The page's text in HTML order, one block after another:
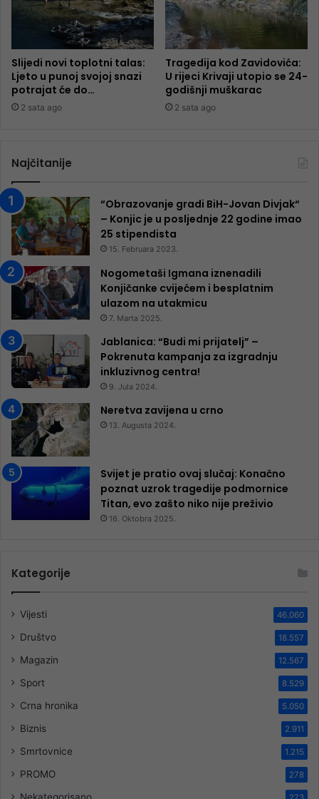
Slijedi novi toplotni talas:
Ljeto u punoj svojoj snazi
potrajat će do…
2 sata ago
Tragedija kod Zavidovića:
U rijeci Krivaji utopio se 24-
godišnji muškarac
2 sata ago
Najčitanije
“Obrazovanje gradi BiH-Jovan Divjak“
– Konjic je u posljednje 22 godine imao
25 ​​stipendista
15. Februara 2023.
Nogometaši Igmana iznenadili
Konjičanke cvijećem i besplatnim
ulazom na utakmicu
7. Marta 2025.
Jablanica: “Budi mi prijatelj” –
Pokrenuta kampanja za izgradnju
inkluzivnog centra!
9. Jula 2024.
Neretva zavijena u crno
13. Augusta 2024.
Svijet je pratio ovaj slučaj: Konačno
poznat uzrok tragedije podmornice
Titan, evo zašto niko nije preživio
16. Oktobra 2025.
Kategorije
Vijesti 46.060
Društvo 18.557
Magazin 12.567
Sport 8.529
Crna hronika 5.050
Biznis 2.911
Smrtovnice 1.215
PROMO 278
Nekategorisano